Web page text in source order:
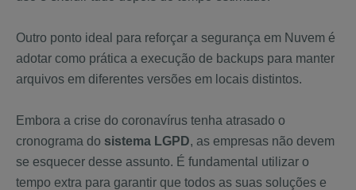
Outro ponto ideal para reforçar a segurança em Nuvem é
adotar como prática a execução de backups para manter
arquivos em diferentes versões em locais distintos.
Embora a crise do coronavírus tenha atrasado o
cronograma do sistema LGPD, as empresas não devem
se esquecer desse assunto. É fundamental utilizar o
tempo extra para garantir que todos as suas soluções e